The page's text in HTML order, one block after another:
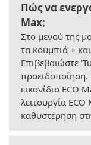
Πώς να
Max;
Στο μενού της
τα κουμπιά +
Επιβεβαιώστε
προειδοποίηση.
εικονίδιο ECO
λειτουργία
καθυστέρηση